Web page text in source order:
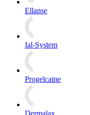
Ellanse
Ial-System
Progelcaine
Dermalax